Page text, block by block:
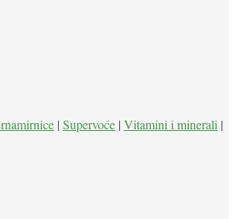
| Supervoće | Vitamini i minerali |